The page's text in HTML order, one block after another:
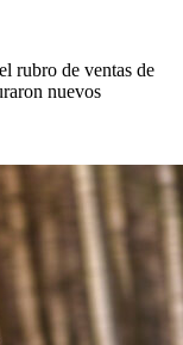
rubro de ventas de
nuevos